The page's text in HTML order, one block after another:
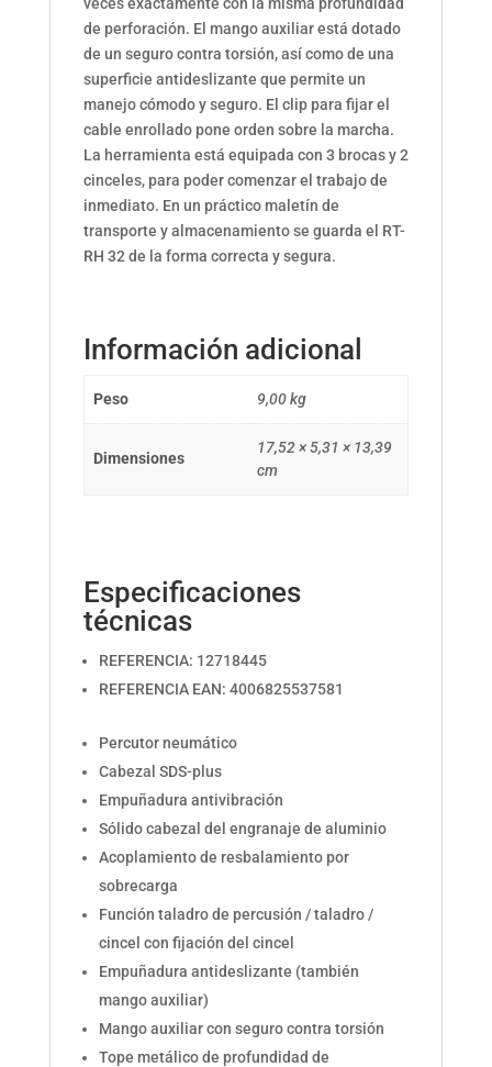
de perforación. El mango auxiliar está dotado
de un seguro contra torsión, así como de una
superficie antideslizante que permite un
manejo cómodo y seguro. El clip para fijar el
cable enrollado pone orden sobre la marcha.
La herramienta está equipada con 3 brocas y 2
cinceles, para poder comenzar el trabajo de
inmediato. En un práctico maletín de
transporte y almacenamiento se guarda el RT-
RH 32 de la forma correcta y segura.
Información adicional
Peso 9,00 kg
Dimensiones
17,52 × 5,31 × 13,39
cm
Especificaciones
técnicas
REFERENCIA: 12718445
REFERENCIA EAN: 4006825537581
Percutor neumático
Cabezal SDS-plus
Empuñadura antivibración
Sólido cabezal del engranaje de aluminio
Acoplamiento de resbalamiento por
sobrecarga
Función taladro de percusión / taladro /
cincel con fijación del cincel
Empuñadura antideslizante (también
mango auxiliar)
Mango auxiliar con seguro contra torsión
Tope metálico de profundidad de